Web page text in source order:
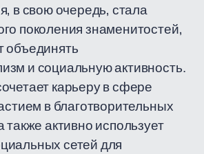
в свою очередь, стала
поколения знаменитостей,
объединять
и социальную активность.
карьеру в сфере
в благотворительных
также активно использует
сетей для